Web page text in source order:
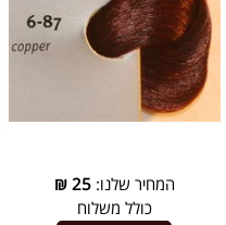
המחיר שלנו:25
₪
כולל משלוח